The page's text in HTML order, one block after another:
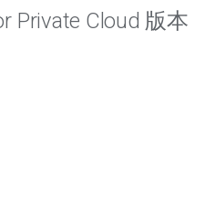
Private Cloud 版本